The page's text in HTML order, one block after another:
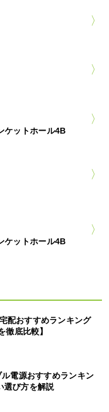
ケットホール4B
ケットホール4B
配おすすめランキング
徹底比較】
ル電源おすすめランキン
び方を解説